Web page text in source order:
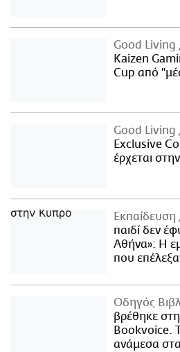
Good Living
Kaizen
Cup από
Good Living
Exclusive
έρχεται
Εκπαίδευση
παιδί δεν
Αθήνα»: Η
που
Οδηγός
βρέθηκε
Bookvoice.
ανάμεσα